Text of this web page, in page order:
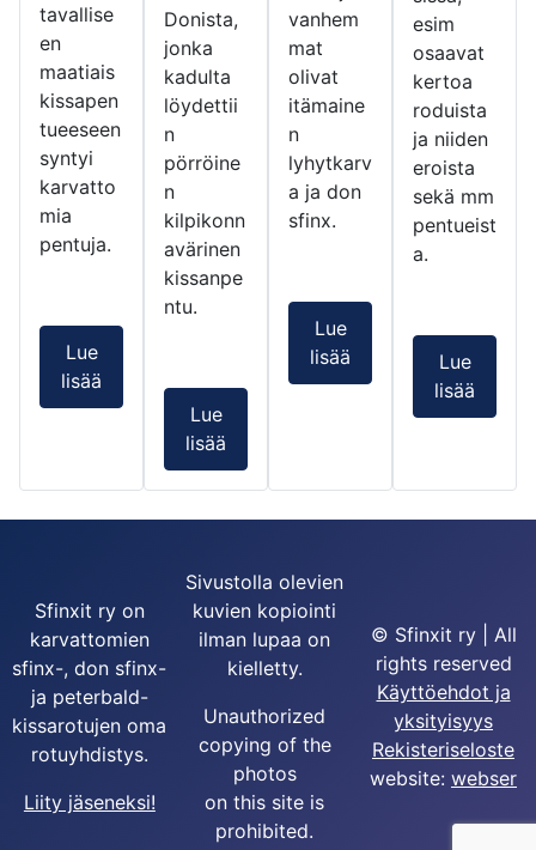
tavallise
en
maatiais
kissapen
tueeseen
syntyi
karvatto
mia
pentuja.
Lue
lisää
Donista,
jonka
kadulta
löydettii
n
pörröine
n
kilpikonn
avärinen
kissanpe
ntu.
Lue
lisää
vanhem
mat
olivat
itämaine
n
lyhytkarv
a ja don
sfinx.
Lue
lisää
esim
osaavat
kertoa
roduista
ja niiden
eroista
sekä mm
pentueist
a.
Lue
lisää
Sfinxit ry on
karvattomien
sfinx-, don sfinx-
ja peterbald-
kissarotujen oma
rotuyhdistys.
Liity jäseneksi!
Sivustolla olevien
kuvien kopiointi
ilman lupaa on
kielletty.
Unauthorized
copying of the
photos
on this site is
prohibited.
© Sfinxit ry | All
rights reserved
Käyttöehdot ja
yksityisyys
Rekisteriseloste
website: webser